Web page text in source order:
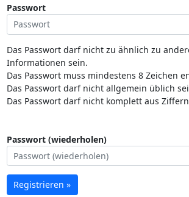
Passwort
Das Passwort darf nicht zu ähnlich zu
Informationen sein.
Das Passwort muss mindestens 8 Zeichen
Das Passwort darf nicht allgemein üblich
Das Passwort darf nicht komplett aus
Passwort (wiederholen)
Registrieren »